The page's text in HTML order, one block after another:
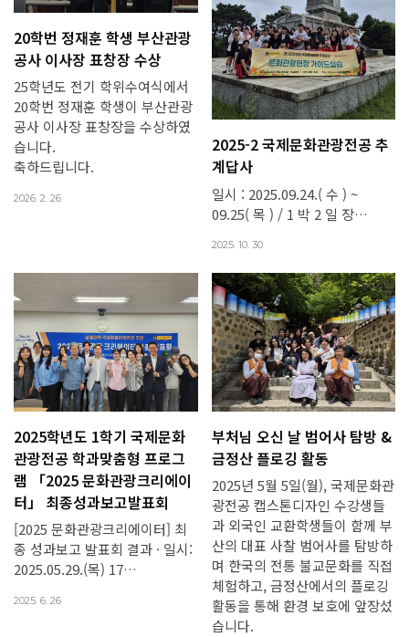
20학번 정재훈 학생 부산관광
공사 이사장 표창장 수상
25학년도 전기 학위수여식에서
20학번 정재훈 학생이 부산관광
공사 이사장 표창장을 수상하였
습니다.
축하드립니다.
2026. 2. 26
2025-2 국제문화관광전공 추
계답사
일시 : 2025.09.24.( 수 ) ~
09.25( 목 ) / 1 박 2 일 장…
2025. 10. 30
2025학년도 1학기 국제문화
관광전공 학과맞춤형 프로그
램 「2025 문화관광크리에이
터」 최종성과보고발표회
[2025 문화관광크리에이터] 최
종 성과보고 발표회 결과 · 일시:
2025.05.29.(목) 17…
2025. 6. 26
부처님 오신 날 범어사 탐방 &
금정산 플로깅 활동
2025년 5월 5일(월), 국제문화관
광전공 캡스톤디자인 수강생들
과 외국인 교환학생들이 함께 부
산의 대표 사찰 범어사를 탐방하
며 한국의 전통 불교문화를 직접
체험하고, 금정산에서의 플로깅
활동을 통해 환경 보호에 앞장섰
습니다.